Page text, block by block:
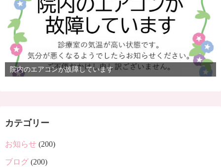
院内のエアコンが故障しています
カテゴリー
お知らせ (200)
ブログ (200)